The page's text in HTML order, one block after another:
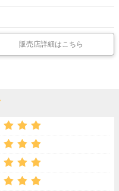
販売店詳細はこちら